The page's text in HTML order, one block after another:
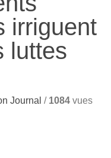
irriguent
luttes
Journal / 1084 vues